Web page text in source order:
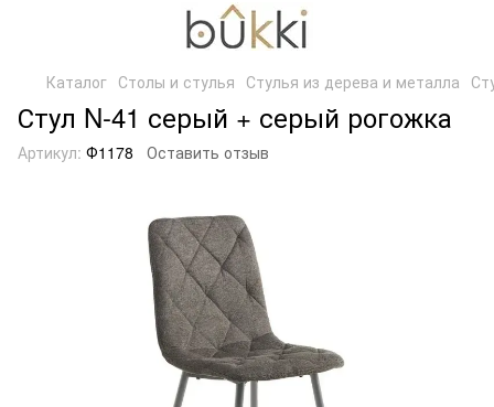
Каталог Столы и стулья Стулья из дерева и металла
Стул N-41 серый + серый рогожка
Артикул: Ф1178 Оставить отзыв